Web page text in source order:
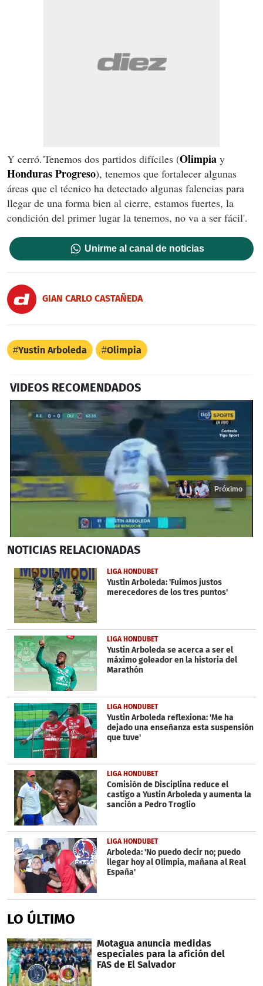
Y cerró.'Tenemos dos partidos difíciles (Olimpia y
Honduras Progreso), tenemos que fortalecer algunas
áreas que el técnico ha detectado algunas falencias para
llegar de una forma bien al cierre, estamos fuertes, la
condición del primer lugar la tenemos, no va a ser fácil'.
Unirme al canal de noticias
GIAN CARLO CASTAÑEDA
Yustin Arboleda Olimpia
VIDEOS RECOMENDADOS
seconds
15
seconds
Próximo
NOTICIAS RELACIONADAS
LIGA HONDUBET
Yustin Arboleda: 'Fuimos justos
merecedores de los tres puntos'
LIGA HONDUBET
Yustin Arboleda se acerca a ser el
máximo goleador en la historia del
Marathón
LIGA HONDUBET
Yustin Arboleda reflexiona: 'Me ha
dejado una enseñanza esta suspensión
que tuve'
LIGA HONDUBET
Comisión de Disciplina reduce el
castigo a Yustin Arboleda y aumenta la
sanción a Pedro Troglio
LIGA HONDUBET
Arboleda: 'No puedo decir no; puedo
llegar hoy al Olimpia, mañana al Real
España'
LO ÚLTIMO
Motagua anuncia medidas
especiales para la afición del
FAS de El Salvador